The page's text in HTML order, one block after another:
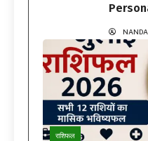
राशिफल